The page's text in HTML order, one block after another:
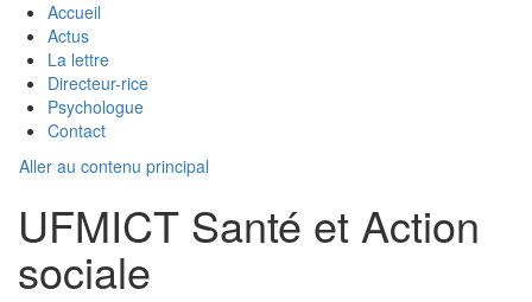
Accueil
Actus
La lettre
Directeur-rice
Psychologue
Contact
Aller au contenu principal
UFMICT Santé et Action
sociale